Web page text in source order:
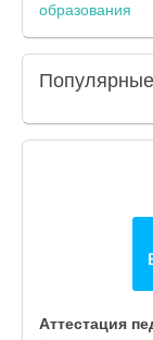
образования
Популярные
Аттестация